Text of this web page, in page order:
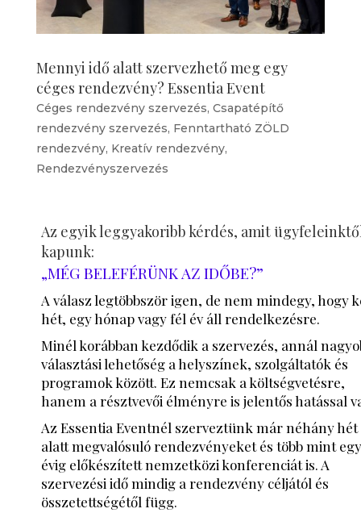
Mennyi idő alatt szervezhető meg egy
céges rendezvény? Essentia Event
Céges rendezvény szervezés, Csapatépítő
rendezvény szervezés, Fenntartható ZÖLD
rendezvény, Kreatív rendezvény,
Rendezvényszervezés
Az egyik leggyakoribb kérdés, amit
kapunk:
„MÉG BELEFÉRÜNK AZ IDŐBE?”
A válasz legtöbbször igen, de nem mindegy, hogy
hét, egy hónap vagy fél év áll rendelkezésre.
Minél korábban kezdődik a szervezés, annál
választási lehetőség a helyszínek, szolgáltatók és
programok között. Ez nemcsak a költségvetésre,
hanem a résztvevői élményre is jelentős hatással
Az Essentia Eventnél szerveztünk már néhány hét
alatt megvalósuló rendezvényeket és több mint
évig előkészített nemzetközi konferenciát is. A
szervezési idő mindig a rendezvény céljától és
összetettségétől függ.